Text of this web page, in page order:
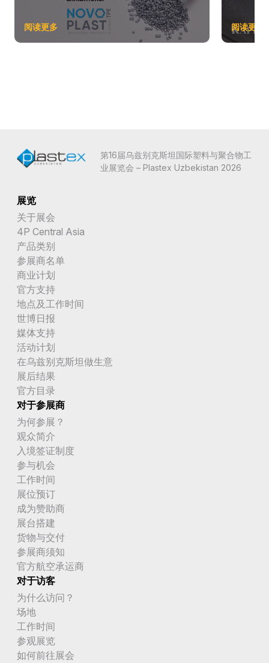
阅读更多 阅读更多
第16届乌兹别克斯坦国际塑料与聚合物工
业展览会 – Plastex Uzbekistan 2026
展览
关于展会
4P Central Asia
产品类别
参展商名单
商业计划
官方支持
地点及工作时间
世博日报
媒体支持
活动计划
在乌兹别克斯坦做生意
展后结果
官方目录
对于参展商
为何参展？
观众简介
入境签证制度
参与机会
工作时间
展位预订
成为赞助商
展台搭建
货物与交付
参展商须知
官方航空承运商
对于访客
为什么访问？
场地
工作时间
参观展览
如何前往展会